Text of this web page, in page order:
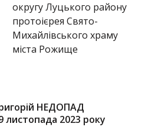
округу Луцького району
протоієрея Свято-
Михайлівського храму
міста Рожище
НЕДОПАД
листопада 2023 року